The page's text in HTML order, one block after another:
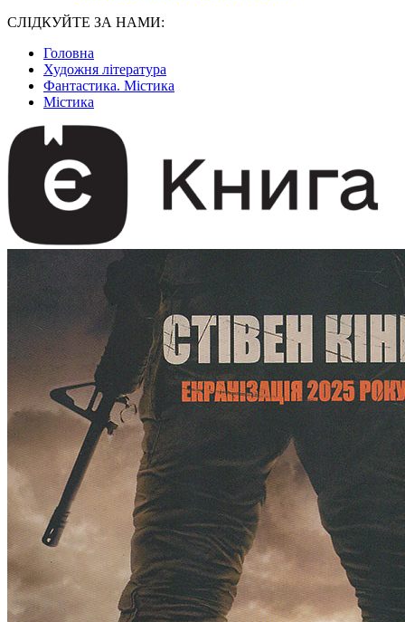
СЛІДКУЙТЕ ЗА НАМИ:
Головна
Художня література
Фантастика. Містика
Містика